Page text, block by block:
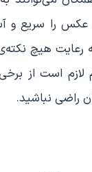
را سریع و
رعایت هیچ
لازم است از
راضی نباشید.